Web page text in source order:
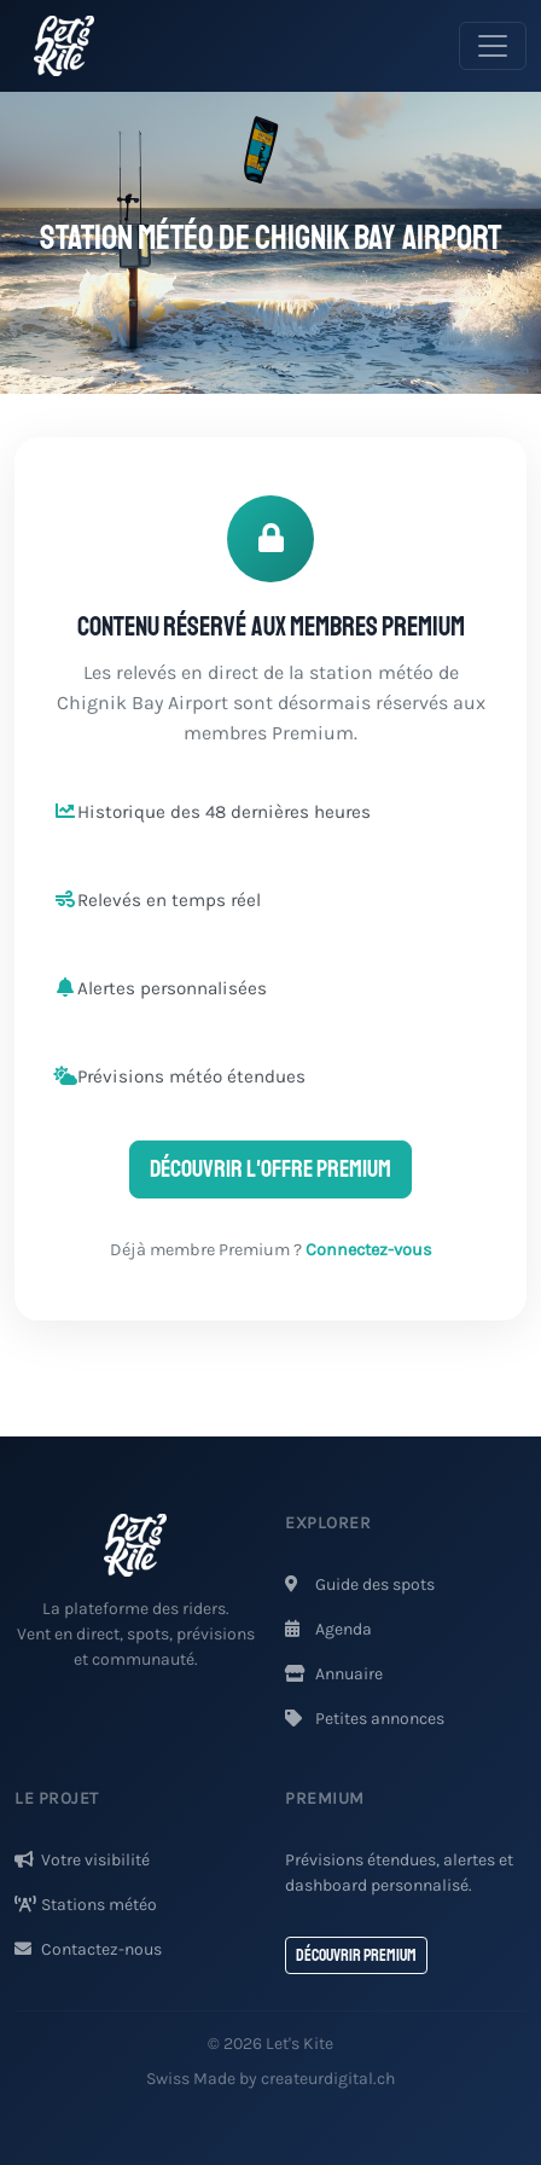
Station météo de Chignik Bay Airport
Contenu réservé aux membres Premium
Les relevés en direct de la station météo de
Chignik Bay Airport sont désormais réservés aux
membres Premium.
Historique des 48 dernières heures
Relevés en temps réel
Alertes personnalisées
Prévisions météo étendues
Découvrir l'offre Premium
Déjà membre Premium ?Connectez-vous
La plateforme des riders.
Vent en direct, spots, prévisions
et communauté.
EXPLORER
Guide des spots
Agenda
Annuaire
Petites annonces
LE PROJET
Votre visibilité
Stations météo
Contactez-nous
PREMIUM
Prévisions étendues, alertes et
dashboard personnalisé.
Découvrir Premium
© 2026 Let's Kite
Swiss Made by createurdigital.ch